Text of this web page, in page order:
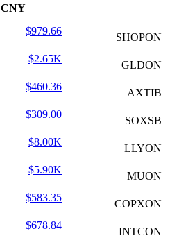
CNY
SHOPON
$979.66
GLDON
$2.65K
AXTIB
$460.36
SOXSB
$309.00
LLYON
$8.00K
MUON
$5.90K
COPXON
$583.35
INTCON
$678.84